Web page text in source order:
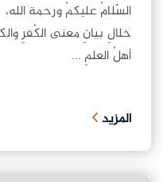
السّلامُ عليكمُ ورحمة
خلالِ بيانِ معنى الكُفرِ
أهلُ العلمِ ...
المزيد